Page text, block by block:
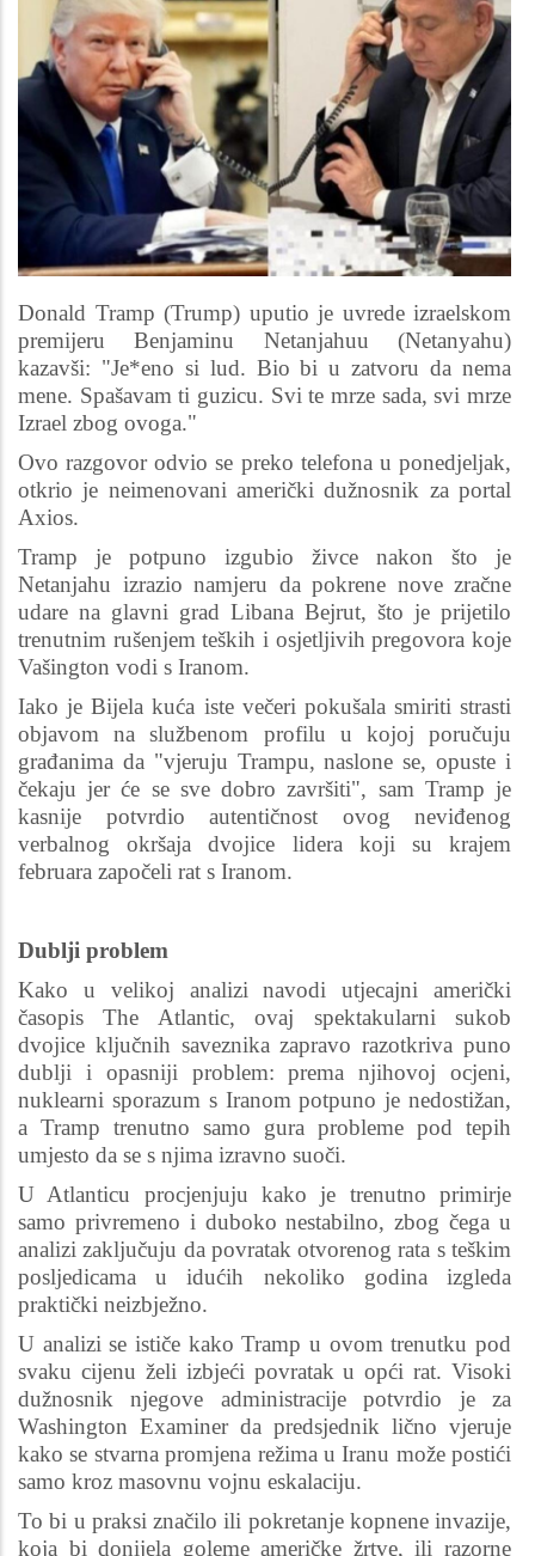
Donald Tramp (Trump) uputio je uvrede izraelskom
premijeru Benjaminu Netanjahuu (Netanyahu)
kazavši: "Je*eno si lud. Bio bi u zatvoru da nema
mene. Spašavam ti guzicu. Svi te mrze sada, svi mrze
Izrael zbog ovoga."
Ovo razgovor odvio se preko telefona u ponedjeljak,
otkrio je neimenovani američki dužnosnik za portal
Axios.
Tramp je potpuno izgubio živce nakon što je
Netanjahu izrazio namjeru da pokrene nove zračne
udare na glavni grad Libana Bejrut, što je prijetilo
trenutnim rušenjem teških i osjetljivih pregovora koje
Vašington vodi s Iranom.
Iako je Bijela kuća iste večeri pokušala smiriti strasti
objavom na službenom profilu u kojoj poručuju
građanima da "vjeruju Trampu, naslone se, opuste i
čekaju jer će se sve dobro završiti", sam Tramp je
kasnije potvrdio autentičnost ovog neviđenog
verbalnog okršaja dvojice lidera koji su krajem
februara započeli rat s Iranom.
Dublji problem
Kako u velikoj analizi navodi utjecajni američki
časopis The Atlantic, ovaj spektakularni sukob
dvojice ključnih saveznika zapravo razotkriva puno
dublji i opasniji problem: prema njihovoj ocjeni,
nuklearni sporazum s Iranom potpuno je nedostižan,
a Tramp trenutno samo gura probleme pod tepih
umjesto da se s njima izravno suoči.
U Atlanticu procjenjuju kako je trenutno primirje
samo privremeno i duboko nestabilno, zbog čega u
analizi zaključuju da povratak otvorenog rata s teškim
posljedicama u idućih nekoliko godina izgleda
praktički neizbježno.
U analizi se ističe kako Tramp u ovom trenutku pod
svaku cijenu želi izbjeći povratak u opći rat. Visoki
dužnosnik njegove administracije potvrdio je za
Washington Examiner da predsjednik lično vjeruje
kako se stvarna promjena režima u Iranu može postići
samo kroz masovnu vojnu eskalaciju.
To bi u praksi značilo ili pokretanje kopnene invazije,
koja bi donijela goleme američke žrtve, ili razorne